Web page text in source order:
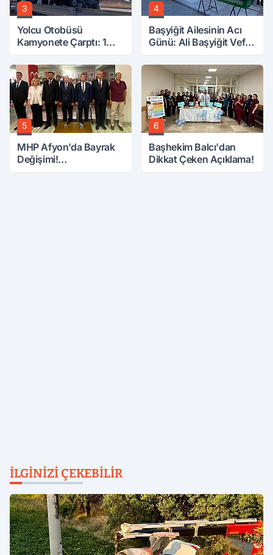
3
Yolcu Otobüsü
Kamyonete Çarptı: 1
4
Başyiğit Ailesinin Acı
Günü: Ali Başyiğit Vefat
5
MHP Afyon’da Bayrak
Değişimi!
6
Başhekim Balcı'dan
Dikkat Çeken Açıklama!
İLGINIZI ÇEKEBILIR